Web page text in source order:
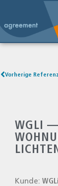
Vorherige Referenz
WGLI
Kun­de: